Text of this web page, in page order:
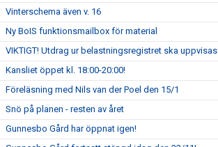
Vinterschema även v. 16
Ny BoIS funktionsmailbox för material
VIKTIGT! Utdrag ur belastningsregistret ska uppvisas
Kansliet öppet kl. 18:00-20:00!
Föreläsning med Nils van der Poel den 15/1
Snö på planen - resten av året
Gunnesbo Gård har öppnat igen!